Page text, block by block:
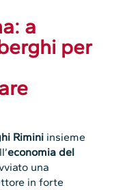
a
per
Rimini insieme
economia del
una
in forte